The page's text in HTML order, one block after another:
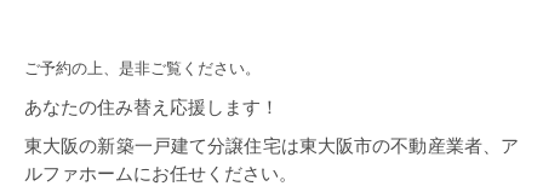
ご予約の上、是非ご覧ください。
あなたの住み替え応援します！
東大阪の新築一戸建て分譲住宅は東大阪市の不動産業者、ア
ルファホームにお任せください。